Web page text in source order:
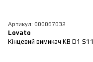
Артикул: 000067032
Lovato
Кінцевий вимикач KB D1 S11